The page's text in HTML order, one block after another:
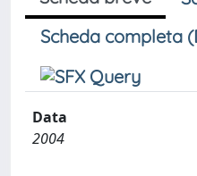
Scheda completa
Data
2004